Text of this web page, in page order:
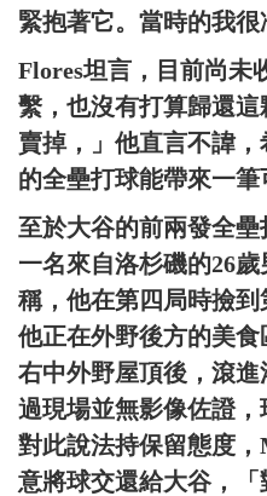
緊抱著它。當時的我很
Flores坦言，目前尚未
繫，也沒有打算歸還
賣掉，」他直言不諱
的全壘打球能帶來一筆
至於大谷的前兩發全壘
一名來自洛杉磯的26
稱，他在第四局時撿
他正在外野後方的美
右中外野屋頂後，滾
過現場並無影像佐證，
對此說法持保留態度
意將球交還給大谷，